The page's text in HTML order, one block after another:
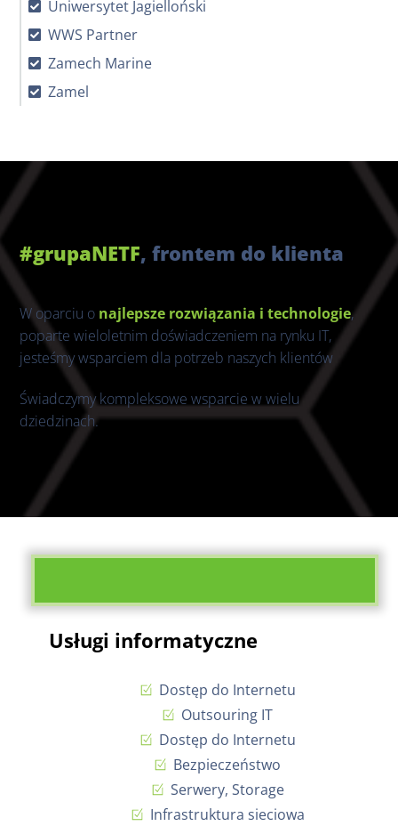
Uniwersytet Jagielloński
WWS Partner
Zamech Marine
Zamel
#grupaNETF, frontem do klienta
W oparciu o najlepsze rozwiązania i technologie,
poparte wieloletnim doświadczeniem na rynku IT,
jesteśmy wsparciem dla potrzeb naszych klientów
Świadczymy kompleksowe wsparcie w wielu
dziedzinach.
Usługi informatyczne
Dostęp do Internetu
Outsouring IT
Dostęp do Internetu
Bezpieczeństwo
Serwery, Storage
Infrastruktura sieciowa